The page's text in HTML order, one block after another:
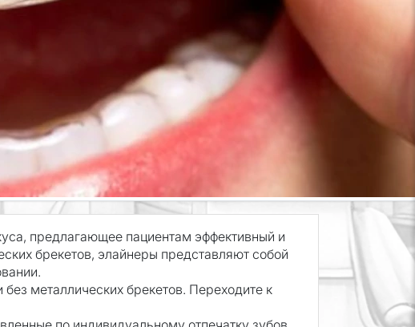
предлагающее пациентам эффективный и
брекетов, элайнеры представляют собой
металлических брекетов. Переходите к